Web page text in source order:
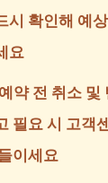
시 확인해 예
요
약 전 취소 및
필요 시 고객
이세요